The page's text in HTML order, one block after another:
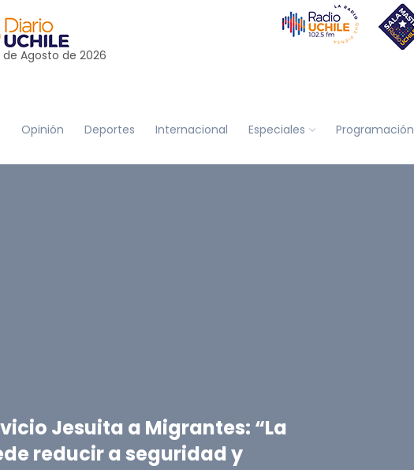
de Agosto de 2026
Opinión Deportes Internacional Especiales Programación
Jesuita a Migrantes: “La
reducir a seguridad y